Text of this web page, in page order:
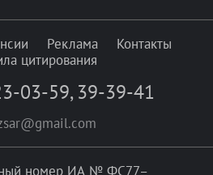
Реклама
Контакты
цитирования
03-59, 39-39-41
номер ИА № ФС77–